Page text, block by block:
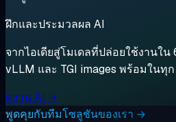
ฝึกและประมวลผล AI
จากไอเดียสู่โมเดลที่ปล่อยใช้งานใน
vLLM และ TGI images พร้อมในทุ
ดูงาน AI →
พูดคุยกับทีมโซลูชันของเรา →